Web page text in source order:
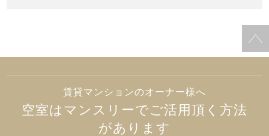
賃貸マンションのオーナー様へ
空室はマンスリーでご活用頂く方法
があります